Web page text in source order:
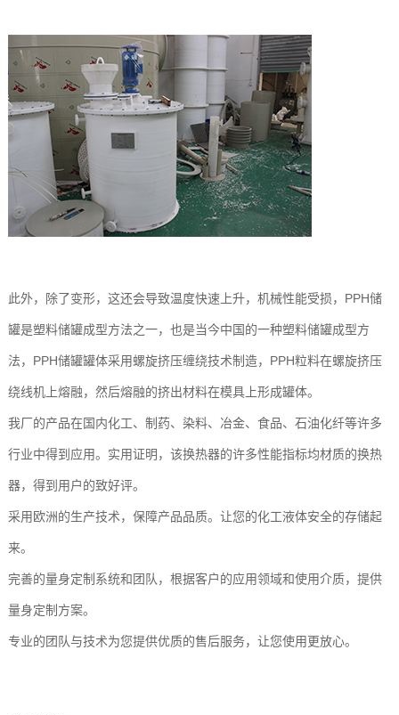
此外，除了变形，这还会导致温度快速上升，机械性能受损，PPH储
罐是塑料储罐成型方法之一，也是当今中国的一种塑料储罐成型方
法，PPH储罐罐体采用螺旋挤压缠绕技术制造，PPH粒料在螺旋挤压
绕线机上熔融，然后熔融的挤出材料在模具上形成罐体。
我厂的产品在国内化工、制药、染料、冶金、食品、石油化纤等许多
行业中得到应用。实用证明，该换热器的许多性能指标均材质的换热
器，得到用户的致好评。
采用欧洲的生产技术，保障产品品质。让您的化工液体安全的存储起
来。
完善的量身定制系统和团队，根据客户的应用领域和使用介质，提供
量身定制方案。
专业的团队与技术为您提供优质的售后服务，让您使用更放心。